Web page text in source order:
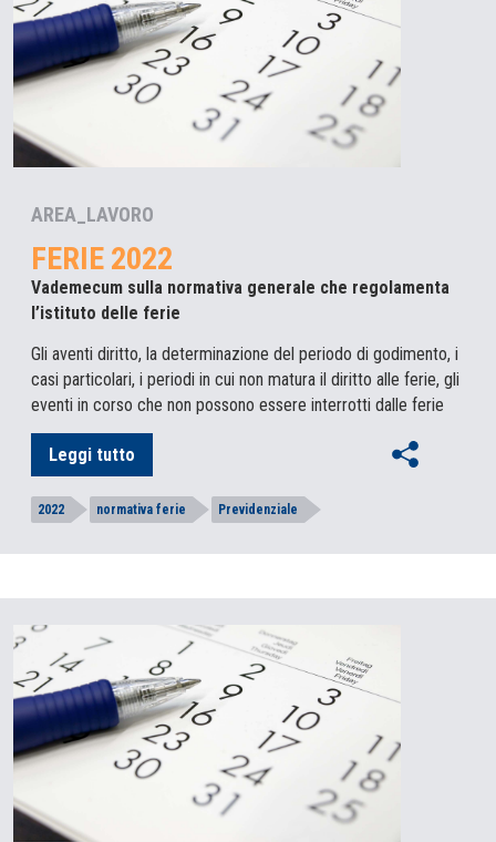
AREA_LAVORO
FERIE 2022
Vademecum sulla normativa generale che regolamenta
l’istituto delle ferie
Gli aventi diritto, la determinazione del periodo di godimento, i
casi particolari, i periodi in cui non matura il diritto alle ferie, gli
eventi in corso che non possono essere interrotti dalle ferie
Leggi tutto
2022 normativa ferie Previdenziale